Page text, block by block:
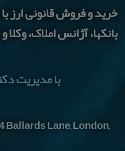
خرید و فروش قانونی ارز با
بانکها، آژانس املاک، وکلا
با مدیریت
Ballards Lane, London,